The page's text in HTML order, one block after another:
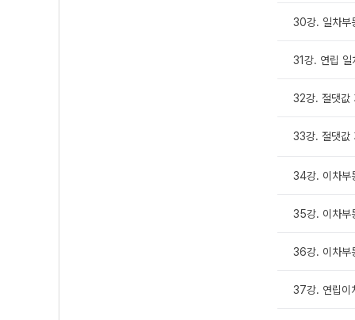
30강. 일차부
31강. 연립 일
32강. 절댓값
33강. 절댓값
34강. 이차부
35강. 이차부
36강. 이차부
37강. 연립이